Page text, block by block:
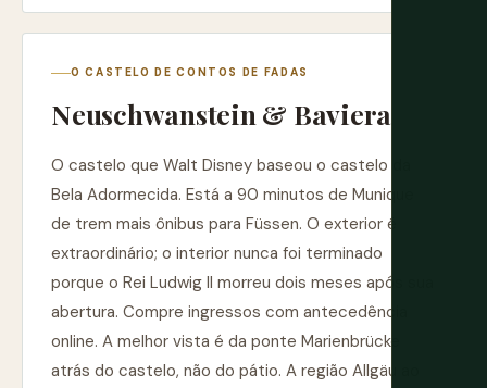
O CASTELO DE CONTOS DE FADAS
Neuschwanstein & Baviera
O castelo que Walt Disney baseou o castelo da
Bela Adormecida. Está a 90 minutos de Munique
de trem mais ônibus para Füssen. O exterior é
extraordinário; o interior nunca foi terminado
porque o Rei Ludwig II morreu dois meses após sua
abertura. Compre ingressos com antecedência
online. A melhor vista é da ponte Marienbrücke
atrás do castelo, não do pátio. A região Allgäu ao